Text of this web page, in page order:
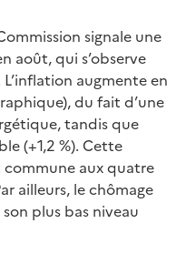
signale une
août, qui s’observe
augmente en
du fait d’une
tandis que
(+1,2 %). Cette
commune aux quatre
ailleurs, le chômage
plus bas niveau